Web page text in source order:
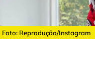
Foto: Reprodução/Instagram